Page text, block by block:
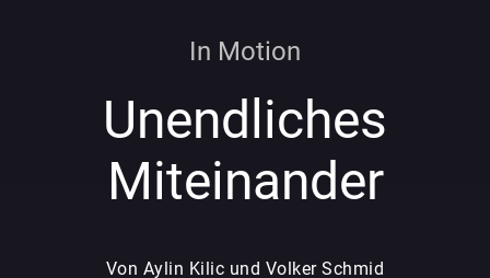
In Motion
Unendliches
Miteinander
Von Aylin Kilic und Volker Schmid